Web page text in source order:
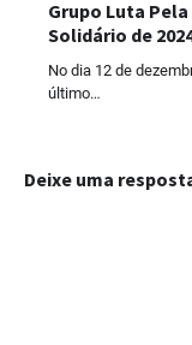
Grupo Luta
Solidário de
No dia 12 de
último…
Deixe uma